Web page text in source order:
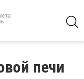
печи